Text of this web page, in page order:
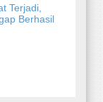
Terjadi,
Berhasil